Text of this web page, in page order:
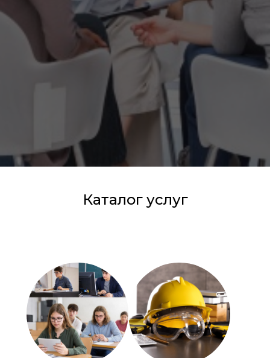
Каталог услуг